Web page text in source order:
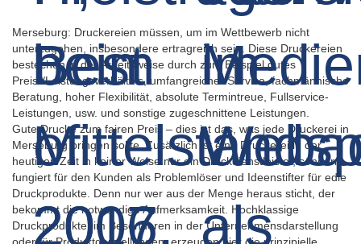
Merseburg: Druckereien müssen, um im Wettbewerb nicht
unterzugehen, insbesondere ertragreich sein. Diese Druckereien
bestechen in der Arbeitsweise durch zum Beispiel gutes
Preis-/Leistungsverhältnis, umfangreicher Service, fachmännische
Beratung, hoher Flexibilität, absolute Termintreue, Fullservice-
Leistungen, usw. und sonstige zugeschnittene Leistungen.
Gute Drucke zum fairen Preis – dies ist das, was jede Druckerei in
Merseburg bringen sollte. Zusätzlich ist eine Druckerei in der
heutigen Zeit in keiner Weise nur ein Druckdienstleister, sondern
fungiert für den Kunden als Problemlöser und Ideenstifter für edle
Druckprodukte. Denn nur wer aus der Menge heraus sticht, der
bekommt die notwendige Aufmerksamkeit. Hochklassige
Druckprodukte, im Besonderen in der Unternehmensdarstellung
oder für Produktdarstellungen, erzeugen hier die prinzipielle